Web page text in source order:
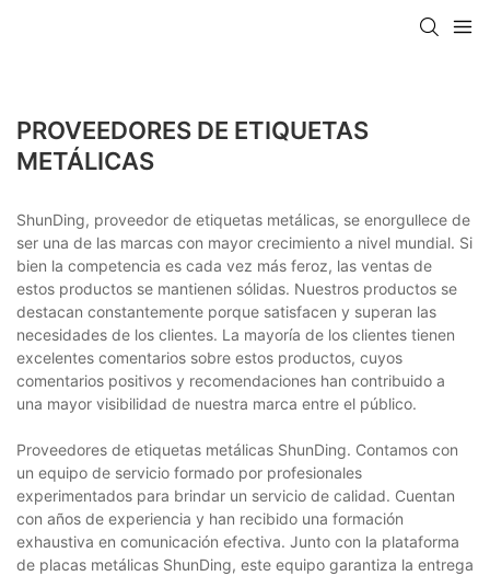
PROVEEDORES DE ETIQUETAS
METÁLICAS
ShunDing, proveedor de etiquetas metálicas, se enorgullece de
ser una de las marcas con mayor crecimiento a nivel mundial. Si
bien la competencia es cada vez más feroz, las ventas de
estos productos se mantienen sólidas. Nuestros productos se
destacan constantemente porque satisfacen y superan las
necesidades de los clientes. La mayoría de los clientes tienen
excelentes comentarios sobre estos productos, cuyos
comentarios positivos y recomendaciones han contribuido a
una mayor visibilidad de nuestra marca entre el público.
Proveedores de etiquetas metálicas ShunDing. Contamos con
un equipo de servicio formado por profesionales
experimentados para brindar un servicio de calidad. Cuentan
con años de experiencia y han recibido una formación
exhaustiva en comunicación efectiva. Junto con la plataforma
de placas metálicas ShunDing, este equipo garantiza la entrega